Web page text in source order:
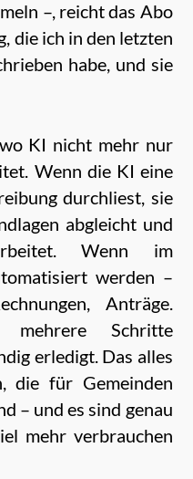
–, reicht das Abo
die ich in den letzten
habe, und sie
KI nicht mehr nur
Wenn die KI eine
durchliest, sie
abgleicht und
Wenn im
werden –
Anträge.
Schritte
erledigt. Das alles
die für Gemeinden
– und es sind genau
mehr verbrauchen